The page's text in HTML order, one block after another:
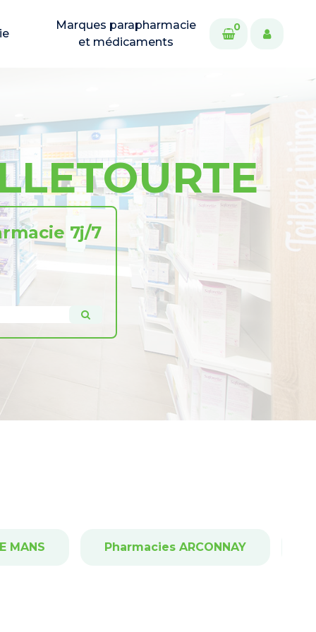
Marques parapharmacie
et médicaments
0
7j/7
MANS Pharmacies ARCONNAY